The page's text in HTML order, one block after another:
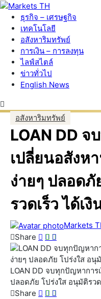
ธุรกิจ – เศรษฐกิจ
เทคโนโลยี
อสังหาริมทรัพย์
การเงิน – การลงทุน
ไลฟ์สไตล์
ข่าวทั่วไป
English News
อสังหาริมทรัพย์
LOAN DD จ
เปลี่ยนอสังห
ง่ายๆ ปลอดภั
รวดเร็ว ได้เ
Markets
Share
LOAN DD จบทุกปัญหาการ
ปลอดภัย โปร่งใส อนุมัติรว
Share